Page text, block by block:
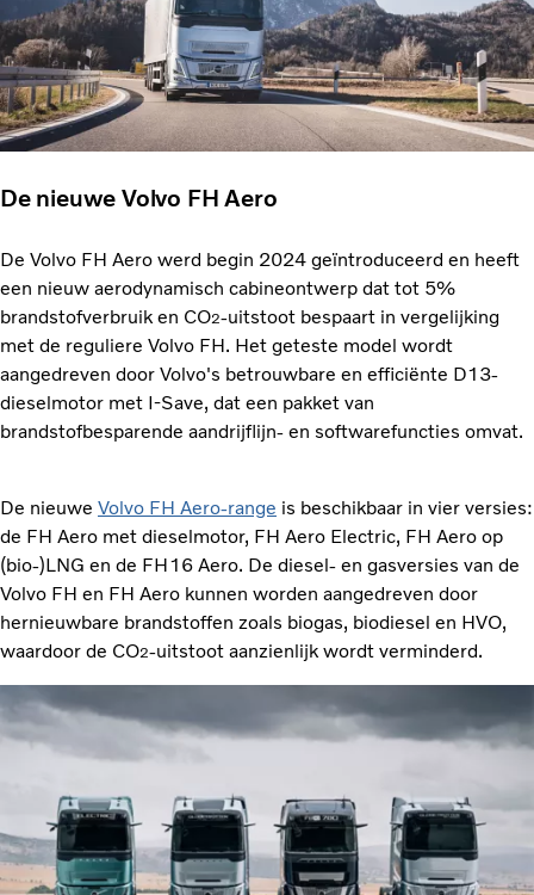
De nieuwe Volvo FH Aero
De Volvo FH Aero werd begin 2024 geïntroduceerd en heeft
een nieuw aerodynamisch cabineontwerp dat tot 5%
brandstofverbruik en CO2-uitstoot bespaart in vergelijking
met de reguliere Volvo FH. Het geteste model wordt
aangedreven door Volvo's betrouwbare en efficiënte D13-
dieselmotor met I-Save, dat een pakket van
brandstofbesparende aandrijflijn- en softwarefuncties omvat.
De nieuwe Volvo FH Aero-range is beschikbaar in vier versies:
de FH Aero met dieselmotor, FH Aero Electric, FH Aero op
(bio-)LNG en de FH16 Aero. De diesel- en gasversies van de
Volvo FH en FH Aero kunnen worden aangedreven door
hernieuwbare brandstoffen zoals biogas, biodiesel en HVO,
waardoor de CO2-uitstoot aanzienlijk wordt verminderd.